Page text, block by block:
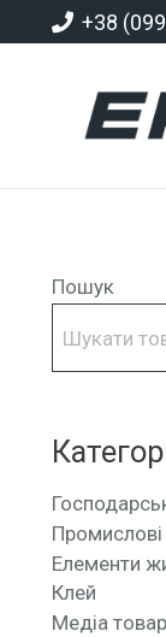
+38
Пошук
Елементи
Клей
Медіа